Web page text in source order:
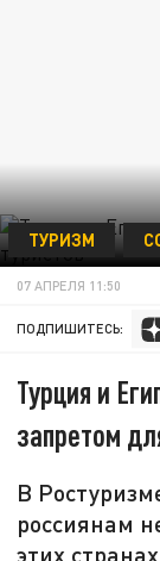
ТУРИЗМ
07 АПРЕЛЯ 11:50
ПОДПИШИТЕСЬ:
Турция и
запретом
В
россиянам
этих странах